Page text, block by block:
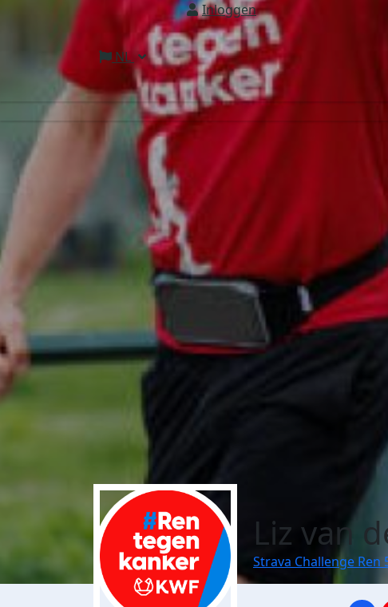
Inloggen
NL
Liz van
Strava Challenge Ren